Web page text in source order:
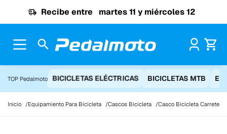
Recibe entre martes 11 y miércoles 12
TOP Pedalmoto BICICLETAS ELÉCTRICAS BICICLETAS MTB
Inicio Equipamiento Para Bicicleta Cascos Bicicleta Casco Bicicleta Carretera